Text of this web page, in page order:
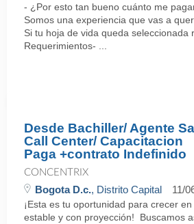
- ¿Por esto tan bueno cuánto me
Somos una experiencia que vas a
Si tu hoja de vida queda
Requerimientos- ...
Desde Bachiller/ Agente
Call Center/ Capacitacion
Paga +contrato Indefinido
CONCENTRIX
Bogota D.c., Distrito Capital 11/
¡Esta es tu oportunidad para crecer
estable y con proyección! Buscamos